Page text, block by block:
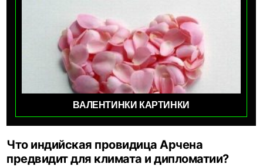
ВАЛЕНТИНКИ КАРТИНКИ
Что индийская провидица Арчена
предвидит для климата и дипломатии?